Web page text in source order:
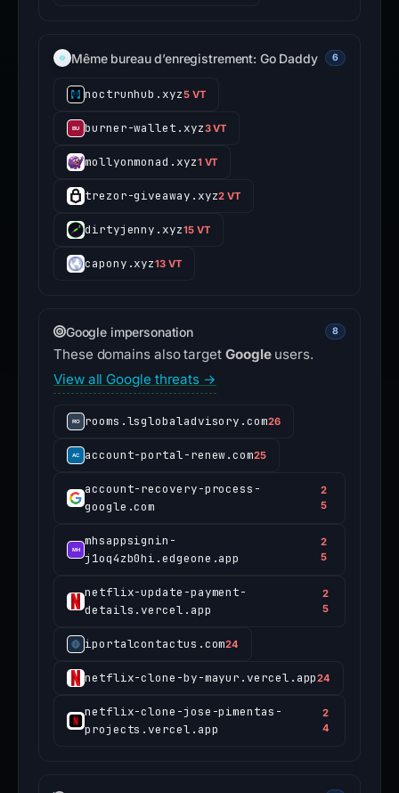
Même bureau d’enregistrement: Go Daddy 6
noctrunhub.xyz5 VT
burner-wallet.xyz3 VT
mollyonmonad.xyz1 VT
trezor-giveaway.xyz2 VT
dirtyjenny.xyz15 VT
capony.xyz13 VT
Google impersonation 8
These domains also target Googleusers.
View all Google threats →
rooms.lsglobaladvisory.com26
account-portal-renew.com25
account-recovery-process-
google.com
2
5
mhsappsignin-
j1oq4zb0hi.edgeone.app
2
5
netflix-update-payment-
details.vercel.app
2
5
iportalcontactus.com24
netflix-clone-by-mayur.vercel.app24
netflix-clone-jose-pimentas-
projects.vercel.app
2
4